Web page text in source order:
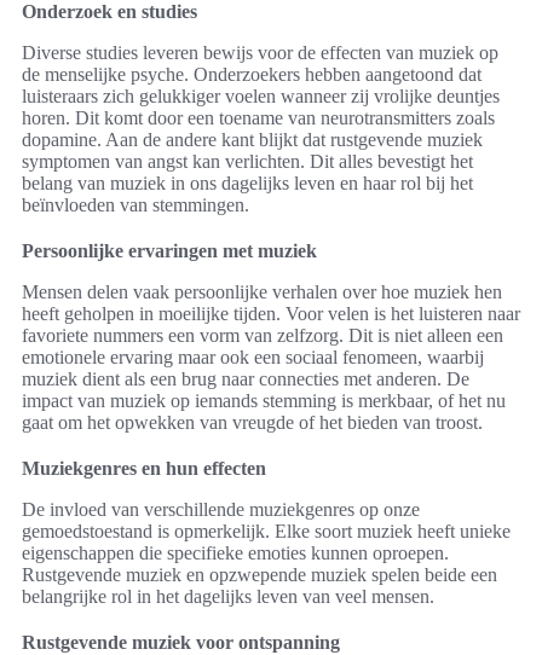
Onderzoek en studies
Diverse studies leveren bewijs voor de effecten van muziek op
de menselijke psyche. Onderzoekers hebben aangetoond dat
luisteraars zich gelukkiger voelen wanneer zij vrolijke deuntjes
horen. Dit komt door een toename van neurotransmitters zoals
dopamine. Aan de andere kant blijkt dat rustgevende muziek
symptomen van angst kan verlichten. Dit alles bevestigt het
belang van muziek in ons dagelijks leven en haar rol bij het
beïnvloeden van stemmingen.
Persoonlijke ervaringen met muziek
Mensen delen vaak persoonlijke verhalen over hoe muziek hen
heeft geholpen in moeilijke tijden. Voor velen is het luisteren naar
favoriete nummers een vorm van zelfzorg. Dit is niet alleen een
emotionele ervaring maar ook een sociaal fenomeen, waarbij
muziek dient als een brug naar connecties met anderen. De
impact van muziek op iemands stemming is merkbaar, of het nu
gaat om het opwekken van vreugde of het bieden van troost.
Muziekgenres en hun effecten
De invloed van verschillende muziekgenres op onze
gemoedstoestand is opmerkelijk. Elke soort muziek heeft unieke
eigenschappen die specifieke emoties kunnen oproepen.
Rustgevende muziek en opzwepende muziek spelen beide een
belangrijke rol in het dagelijks leven van veel mensen.
Rustgevende muziek voor ontspanning